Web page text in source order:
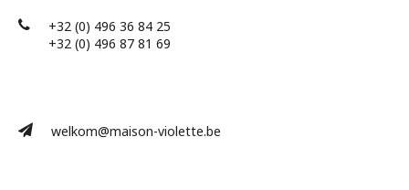
+32 (0) 496 36 84 25
+32 (0) 496 87 81 69​
welkom@maison-violette.be